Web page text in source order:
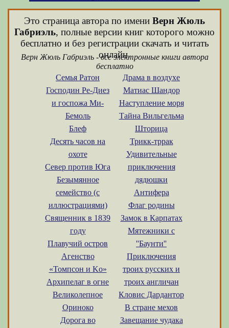
Это страница автора по имени Верн Жюль
Габриэль, полные версии книг которого можно
бесплатно и без регистрации скачать и читать
онлайн.
Верн Жюль Габриэль - все электронные книги автора
бесплатно
Cемья Ратон
Господин Ре-Диез
и госпожа Ми-
Бемоль
Блеф
Десять часов на
охоте
Север против Юга
Безымянное
семейство (с
иллюстрациями)
Священник в 1839
году
Плавучий остров
Агенство
«Томпсон и Kо»
Архипелаг в огне
Великолепное
Ориноко
Дорога во
Драма в воздухе
Матиас Шандор
Наступление моря
Тайна Вильгельма
Шторица
Трикк-тррак
Удивительные
приключения
дядюшки
Антифера
Флаг родины
Замок в Карпатах
Мятежники с
''Баунти''
Приключения
троих русских и
троих англичан
Кловис Дардантор
В стране мехов
Завещание чудака